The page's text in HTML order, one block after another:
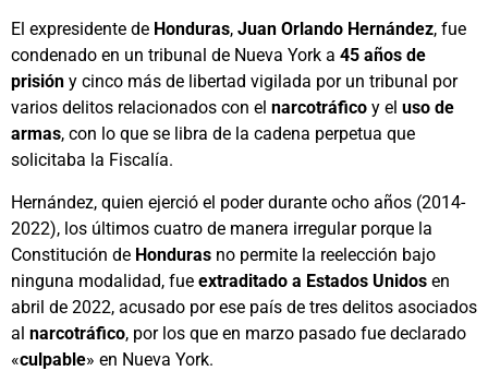
El expresidente de Honduras, Juan Orlando Hernández, fue
condenado en un tribunal de Nueva York a 45 años de
prisión y cinco más de libertad vigilada por un tribunal por
varios delitos relacionados con el narcotráfico y el uso de
armas, con lo que se libra de la cadena perpetua que
solicitaba la Fiscalía.
Hernández, quien ejerció el poder durante ocho años (2014-
2022), los últimos cuatro de manera irregular porque la
Constitución de Honduras no permite la reelección bajo
ninguna modalidad, fue extraditado a Estados Unidos en
abril de 2022, acusado por ese país de tres delitos asociados
al narcotráfico, por los que en marzo pasado fue declarado
«culpable» en Nueva York.